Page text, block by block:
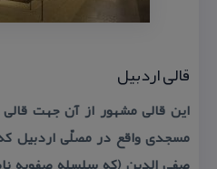
قالی اردبیل
این قالی مشهور از آن جهت
مسجدی واقع در مصلّی اردبیل